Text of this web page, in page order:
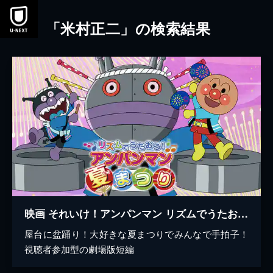
本文へスキップ
「米村正二」の検索結果
映画 それいけ！アンパンマン リズムでうたおう！アンパンマン夏まつり
屋台に盆踊り！大好きな夏まつりでみんなで手拍子！
視聴者参加型の劇場版短編